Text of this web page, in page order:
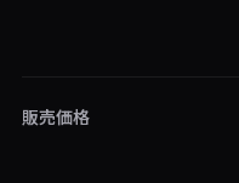
販売価格